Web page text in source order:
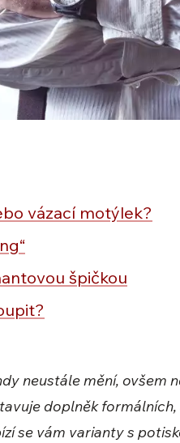
vázací motýlek?
špičkou
neustále mění, ovšem
doplněk
se vám varianty s